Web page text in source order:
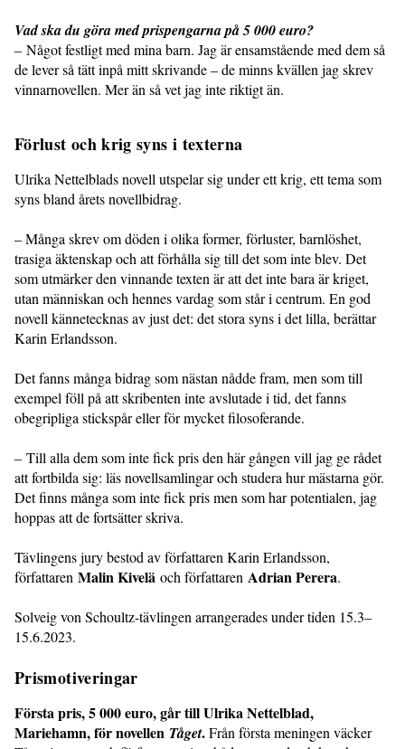
Vad ska du göra med prispengarna på 5 000 euro?
– Något festligt med mina barn. Jag är ensamstående med dem så
de lever så tätt inpå mitt skrivande – de minns kvällen jag skrev
vinnarnovellen. Mer än så vet jag inte riktigt än.
Förlust och krig syns i texterna
Ulrika Nettelblads novell utspelar sig under ett krig, ett tema som
syns bland årets novellbidrag.
– Många skrev om döden i olika former, förluster, barnlöshet,
trasiga äktenskap och att förhålla sig till det som inte blev. Det
som utmärker den vinnande texten är att det inte bara är kriget,
utan människan och hennes vardag som står i centrum. En god
novell kännetecknas av just det: det stora syns i det lilla, berättar
Karin Erlandsson.
Det fanns många bidrag som nästan nådde fram, men som till
exempel föll på att skribenten inte avslutade i tid, det fanns
obegripliga stickspår eller för mycket filosoferande.
– Till alla dem som inte fick pris den här gången vill jag ge rådet
att fortbilda sig: läs novellsamlingar och studera hur mästarna gör.
Det finns många som inte fick pris men som har potentialen, jag
hoppas att de fortsätter skriva.
Tävlingens jury bestod av författaren Karin Erlandsson,
författaren Malin Kivelä och författaren Adrian Perera.
Solveig von Schoultz-tävlingen arrangerades under tiden 15.3–
15.6.2023.
Prismotiveringar
Första pris, 5 000 euro, går till Ulrika Nettelblad,
Mariehamn, för novellen Tåget.Från första meningen väcker